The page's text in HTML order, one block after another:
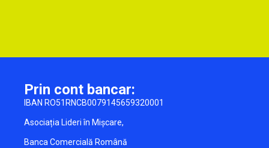
Prin cont bancar:
IBAN RO51RNCB0079145659320001
Asociația Lideri în Mișcare,
Banca Comercială Română